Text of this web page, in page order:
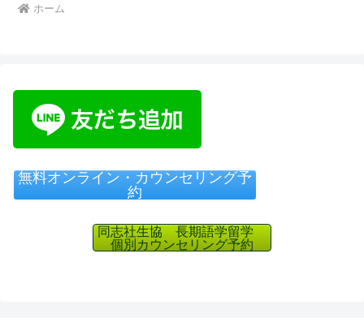
ホーム
無料オンライン・カウンセリング予
約
同志社生協 長期語学留学
個別カウンセリング予約